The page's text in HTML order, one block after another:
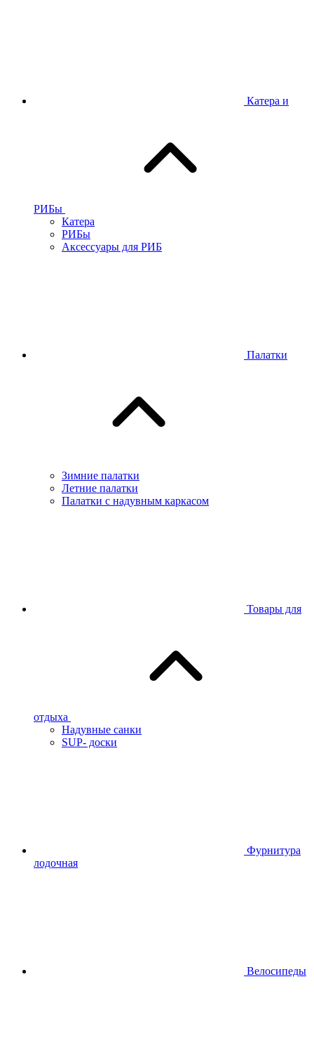
Катера и
РИБы
Катера
РИБы
Аксессуары для РИБ
Палатки
Зимние палатки
Летние палатки
Палатки с надувным каркасом
Товары для
отдыха
Надувные санки
SUP- доски
Фурнитура
лодочная
Велосипеды